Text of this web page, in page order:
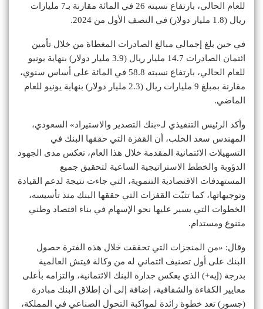
للعام الحالي، بارتفاع نسبته 26 في المائة مقارنة بـ7 مليارات
ريال (1.8 مليار دولار) في النصف الأول من 2024.
في حين بلغ إجمالي مبالغ الصادرات المغطاة من خلال تأمين
ائتمان الصادرات 14.7 مليار ريال (3.9 مليار دولار) بنهاية يونيو
للعام الحالي، بارتفاع نسبته 58.8 في المائة على أساس سنوي،
مقارنة بمبلغ 9 مليارات ريال (2.3 مليار دولار) بنهاية يونيو للعام
الماضي.
وأكد الرئيس التنفيذي لـ«بنك التصدير والاستيراد» السعودي،
المهندس سعد الخلب، أن القفزة التي حققها البنك في
التسهيلات الائتمانية المقدمة خلال هذا العام، تعكس مدى الجهود
الدؤوبة والخطط الاستراتيجية الساعية لتحقيق جميع
المستهدفات الاقتصادية التنموية، التي جاءت نتيجة لدعم القيادة
وتوجيهاتها، كما تثبّت القفزات التي حققها البنك منذ تأسيسه،
الخطوات التي يسير عليها نحو الإسهام في بناء اقتصاد وطني
متنوع ومستدام.
وقال: «من المنجزات التي تحققت خلال هذه الفترة حصول
البنك على أول تصنيف ائتماني له من وكالة فيتش العالمية
بدرجة (إيه+) الذي يعكس جدارة البنك الائتمانية، والتزامه بأعلى
معايير الكفاءة والشفافية، إضافة إلى أن إطلاق البنك مبادرة
(جسور) تعد خطوة رائدة لمواكبة التحول الصناعي في المملكة،